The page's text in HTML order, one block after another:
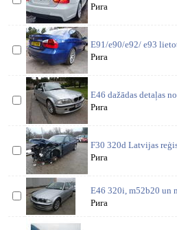
Рига
E91/e90/e92/ e93
Рига
E46 dažādas detaļas
Рига
F30 320d Latvijas
Рига
E46 320i, m52b20 un
Рига